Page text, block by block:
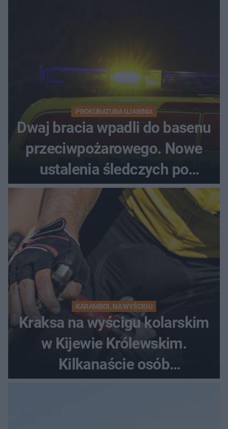
PROKURATURA UJAWNIA
Dwaj bracia wpadli do basenu
przeciwpożarowego. Nowe
ustalenia śledczych po
dramatycznej akcji
KARAMBOL NA WYŚCIGU
Kraksa na wyścigu kolarskim
w Kijewie Królewskim.
Kilkanaście osób
poszkodowanych, lądował